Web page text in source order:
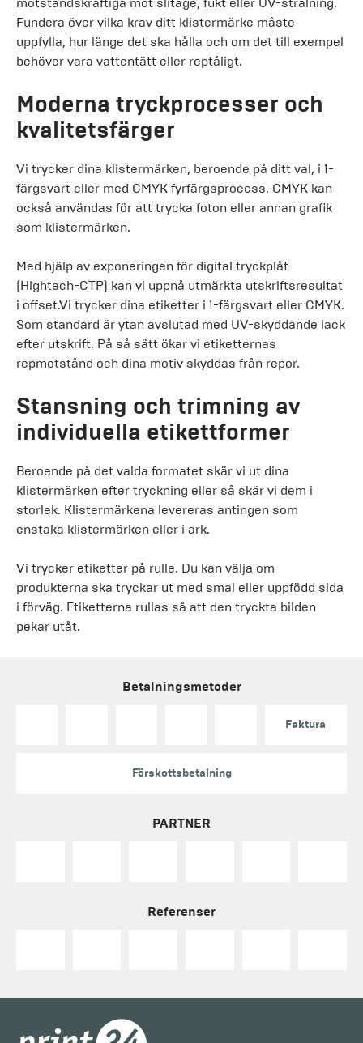
Fundera över vilka krav ditt klistermärke måste
uppfylla, hur länge det ska hålla och om det till exempel
behöver vara vattentätt eller reptåligt.
Moderna tryckprocesser och
kvalitetsfärger
Vi trycker dina klistermärken, beroende på ditt val, i 1-
färgsvart eller med CMYK fyrfärgsprocess. CMYK kan
också användas för att trycka foton eller annan grafik
som klistermärken.
Med hjälp av exponeringen för digital tryckplåt
(Hightech-CTP) kan vi uppnå utmärkta utskriftsresultat
i offset.Vi trycker dina etiketter i 1-färgsvart eller CMYK.
Som standard är ytan avslutad med UV-skyddande lack
efter utskrift. På så sätt ökar vi etiketternas
repmotstånd och dina motiv skyddas från repor.
Stansning och trimning av
individuella etikettformer
Beroende på det valda formatet skär vi ut dina
klistermärken efter tryckning eller så skär vi dem i
storlek. Klistermärkena levereras antingen som
enstaka klistermärken eller i ark.
Vi trycker etiketter på rulle. Du kan välja om
produkterna ska tryckar ut med smal eller uppfödd sida
i förväg. Etiketterna rullas så att den tryckta bilden
pekar utåt.
Betalningsmetoder
Faktura
Förskottsbetalning
PARTNER
Referenser